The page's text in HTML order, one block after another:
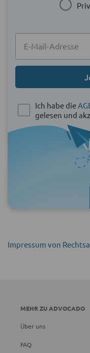
Ich habe die
gelesen und
Impressum von
MEHR ZU ADVOCADO
Über uns
FAQ